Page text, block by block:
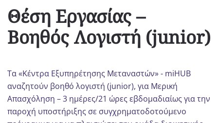
Θέση Εργασίας –
Βοηθός Λογιστή (junior)
Τα «Κέντρα Εξυπηρέτησης Μεταναστών» - miHUB
αναζητούν βοηθό λογιστή (junior), για Μερική
Απασχόληση – 3 ημέρες/21 ώρες εβδομαδιαίως για την
παροχή υποστήριξης σε συγχρηματοδοτούμενο